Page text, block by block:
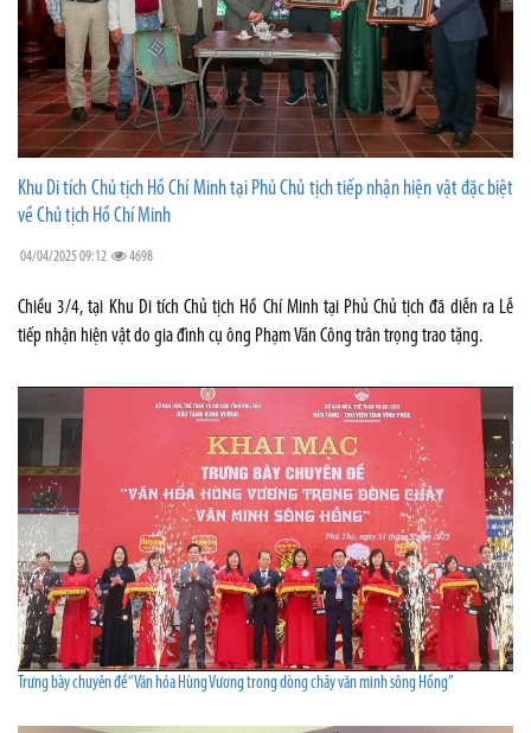
Khu Di tích Chủ tịch Hồ Chí Minh tại Phủ Chủ tịch tiếp nhận hiện vật đặc biệt
về Chủ tịch Hồ Chí Minh
04/04/2025 09:12 4698
Chiều 3/4, tại Khu Di tích Chủ tịch Hồ Chí Minh tại Phủ Chủ tịch đã diễn ra Lễ
tiếp nhận hiện vật do gia đình cụ ông Phạm Văn Công trân trọng trao tặng.
Trưng bày chuyên đề “Văn hóa Hùng Vương trong dòng chảy văn minh sông Hồng”